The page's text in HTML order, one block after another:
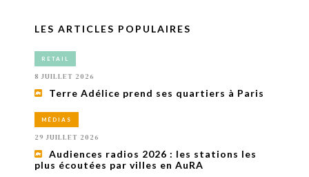
LES ARTICLES POPULAIRES
RETAIL
8 JUILLET 2026
Terre Adélice prend ses quartiers à Paris
MÉDIAS
29 JUILLET 2026
Audiences radios 2026 : les stations les
plus écoutées par villes en AuRA